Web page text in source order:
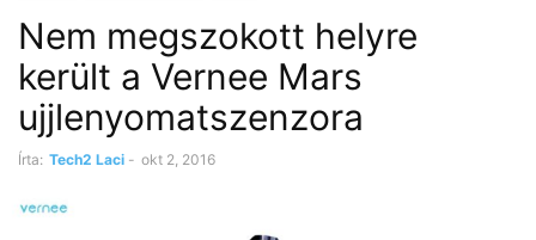
Nem megszokott helyre
került a Vernee Mars
ujjlenyomatszenzora
Írta: Tech2 Laci - okt 2, 2016